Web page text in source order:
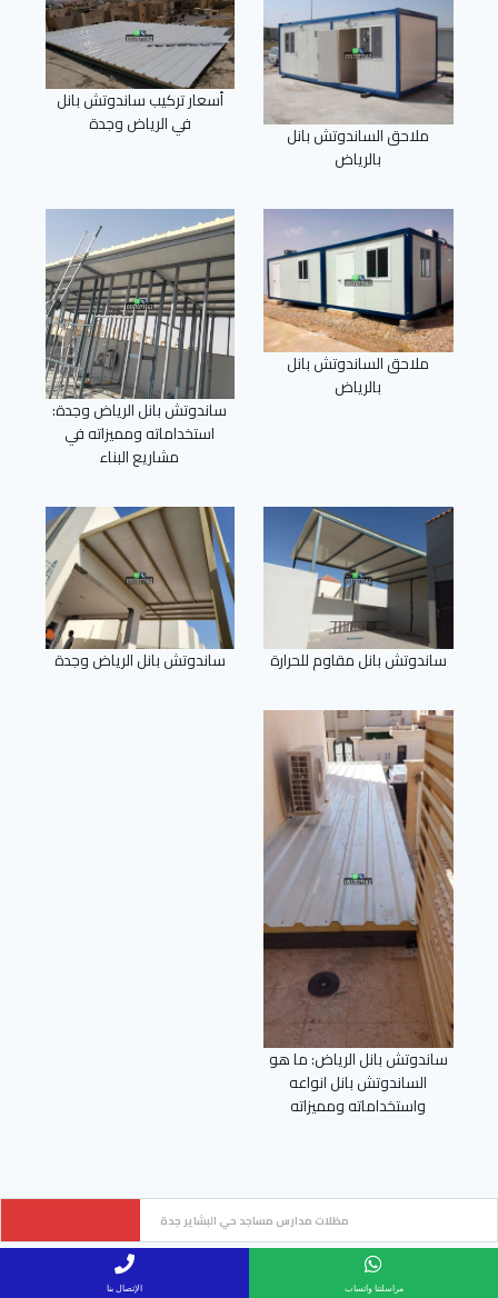
ملاحق الساندوتش بانل
بالرياض
أسعار تركيب ساندوتش بانل
في الرياض وجدة
ملاحق الساندوتش بانل
بالرياض
ساندوتش بانل الرياض وجدة:
استخداماته ومميزاته في
مشاريع البناء
ساندوتش بانل مقاوم للحرارة ساندوتش بانل الرياض وجدة
ساندوتش بانل الرياض: ما هو
الساندوتش بانل انواعه
واستخداماته ومميزاته
شارك المقال
ساتر قماش PVC جدة
مراسلتنا واتساب الإتصال بنا